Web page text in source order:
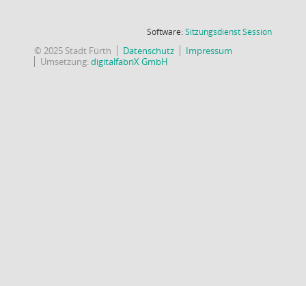
Software:SitzungsdienstSession(Wird in
© 2025 Stadt Fürth Datenschutz
Impressum
Umsetzung:digitalfabriX GmbH